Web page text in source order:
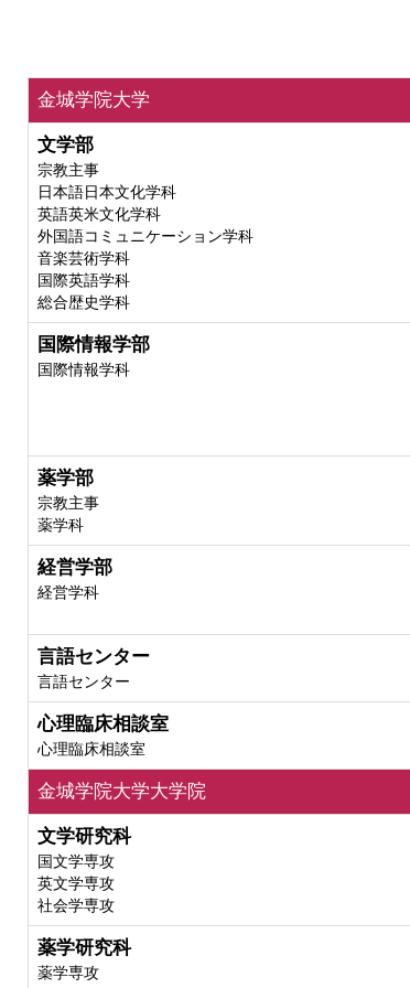
金城学院大学
文学部
宗教主事
日本語日本文化学科
英語英米文化学科
外国語コミュニケーション学科
音楽芸術学科
国際英語学科
総合歴史学科
国際情報学部
国際情報学科
薬学部
宗教主事
薬学科
経営学部
経営学科
言語センター
言語センター
心理臨床相談室
心理臨床相談室
金城学院大学大学院
文学研究科
国文学専攻
英文学専攻
社会学専攻
薬学研究科
薬学専攻